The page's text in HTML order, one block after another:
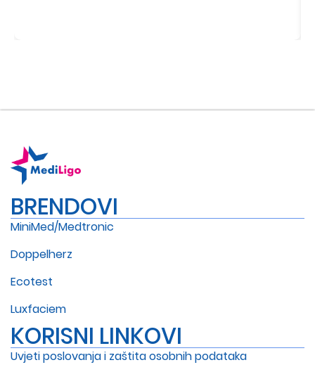
BRENDOVI
MiniMed/Medtronic
Doppelherz
Ecotest
Luxfaciem
KORISNI LINKOVI
Uvjeti poslovanja i zaštita osobnih podataka